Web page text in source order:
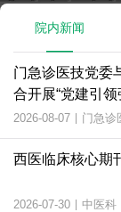
院内新闻
门急诊医技党委
合开展“党建引
效”主题党日活动
2026-08-07 | 门急诊
西医临床核心期
2026-07-30 | 中医科